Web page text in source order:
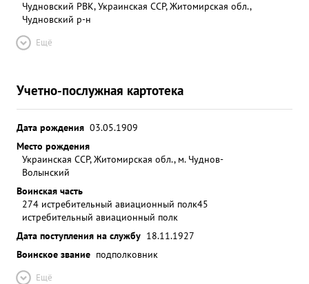
Чудновский РВК, Украинская ССР, Житомирская обл.,
Чудновский р-н
Ещё
Учетно-послужная картотека
Дата рождения 03.05.1909
Место рождения
Украинская ССР, Житомирская обл., м. Чуднов-
Волынский
Воинская часть
274 истребительный авиационный полк45
истребительный авиационный полк
Дата поступления на службу 18.11.1927
Воинское звание подполковник
Ещё